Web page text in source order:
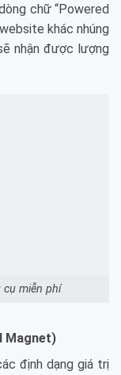
chữ “Powered
khác nhúng
nhận được lượng
cụ miễn phí
Magnet)
định dạng giá trị